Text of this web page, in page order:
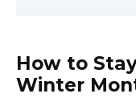
How to
Winter